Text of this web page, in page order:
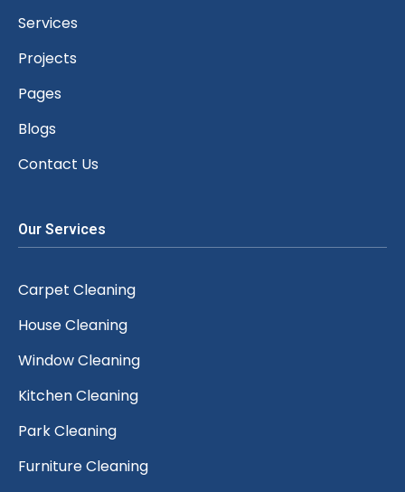
Services
Projects
Pages
Blogs
Contact Us
Our Services
Carpet Cleaning
House Cleaning
Window Cleaning
Kitchen Cleaning
Park Cleaning
Furniture Cleaning